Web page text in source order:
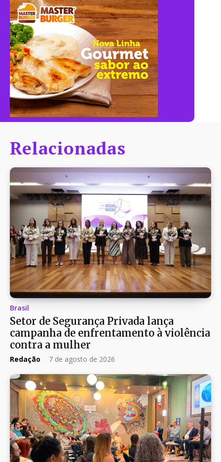
Relacionadas
Brasil
Setor de Segurança Privada lança
campanha de enfrentamento à violência
contra a mulher
Redação - 7 de agosto de 2026